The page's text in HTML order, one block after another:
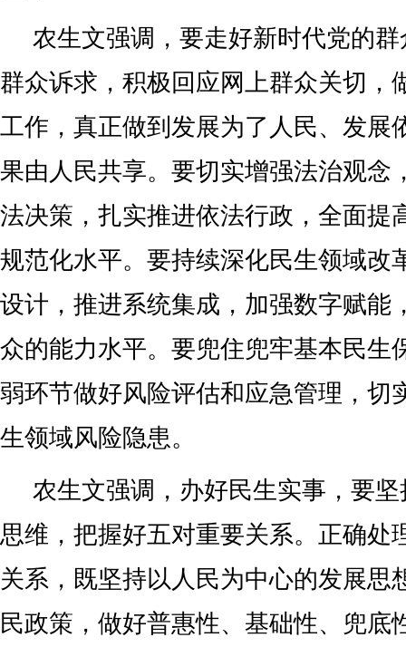
农生文强调，要走好新时代党的
群众诉求，积极回应网上群众关切，
工作，真正做到发展为了人民、发展
果由人民共享。要切实增强法治观念
法决策，扎实推进依法行政，全面提
规范化水平。要持续深化民生领域改
设计，推进系统集成，加强数字赋能
众的能力水平。要兜住兜牢基本民生
弱环节做好风险评估和应急管理，切
生领域风险隐患。
农生文强调，办好民生实事，要
思维，把握好五对重要关系。正确处
关系，既坚持以人民为中心的发展思
民政策，做好普惠性、基础性、兜底